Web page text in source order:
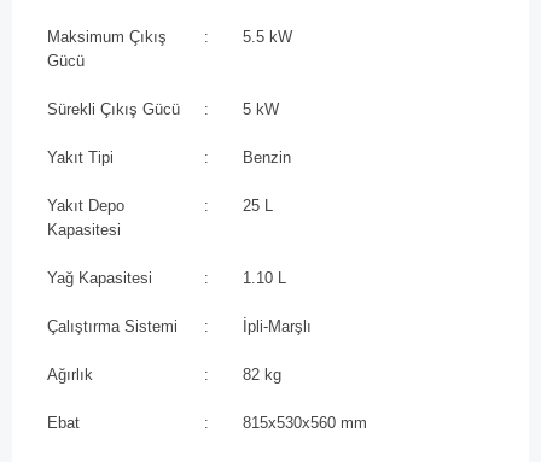
Maksimum Çıkış
Gücü
: 5.5 kW
Sürekli Çıkış Gücü : 5 kW
Yakıt Tipi : Benzin
Yakıt Depo
Kapasitesi
: 25 L
Yağ Kapasitesi : 1.10 L
Çalıştırma Sistemi : İpli-Marşlı
Ağırlık : 82 kg
Ebat : 815x530x560 mm